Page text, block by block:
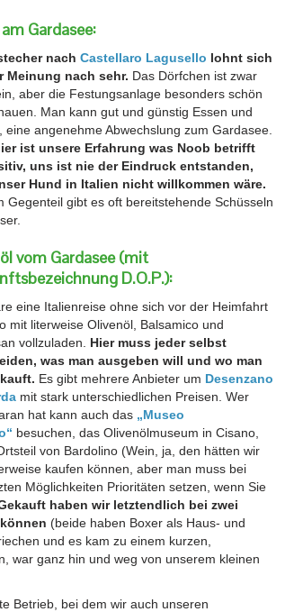
Gardasee:
nach Castellaro Lagusello lohnt sich
Meinung nach sehr. Das Dörfchen ist zwar
aber die Festungsanlage besonders schön
Man kann gut und günstig Essen und
eine angenehme Abwechslung zum Gardasee.
ist unsere Erfahrung was Noob betrifft
uns ist nie der Eindruck entstanden,
Hund in Italien nicht willkommen wäre.
Gegenteil gibt es oft bereitstehende Schüsseln
vom Gardasee (mit
D.O.P.):
eine Italienreise ohne sich vor der Heimfahrt
mit literweise Olivenöl, Balsamico und
vollzuladen. Hier muss jeder selbst
was man ausgeben will und wo man
Es gibt mehrere Anbieter um Desenzano
mit stark unterschiedlichen Preisen. Wer
hat kann auch das „Museo
besuchen, das Olivenölmuseum in Cisano,
von Bardolino (Wein, ja, den hätten wir
kaufen können, aber man muss bei
Möglichkeiten Prioritäten setzen, wenn Sie
haben wir letztendlich bei zwei
(beide haben Boxer als Haus- und
und es kam zu einem kurzen,
war ganz hin und weg von unserem kleinen
Betrieb, bei dem wir auch unseren